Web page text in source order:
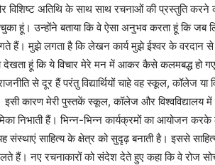
अतिथि के साथ साथ रचनाओं की प्रस्तुति करने
हूं। उन्होंने बताया कि वे ऐसा अनुभव करता हूं कि जब
हैं। मुझे लगता है कि लेखन कार्य मुझे ईश्वर के वरदान
देखता हूं कि ये विचार मेरे मन में आकर कैसे कलमबद्ध हो
से दूर हैं परंतु विद्यार्थियों चाहे वह स्कूल, कॉलेज
कारण मेरी पुस्तकें स्कूल, कॉलेज और विश्वविद्यालय में
निभाती हैं। भिन्न-भिन्न कार्यक्रमों का आयोजन
संस्थाएं साहित्य के क्षेत्र को सुदृढ़ बनाती है। इससे
हैं। नए रचनाकारों को संदेश देते हुए कहा कि वे